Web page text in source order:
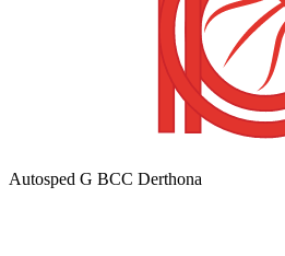
Autosped G BCC Derthona